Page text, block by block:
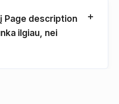
Page description
ilgiau, nei